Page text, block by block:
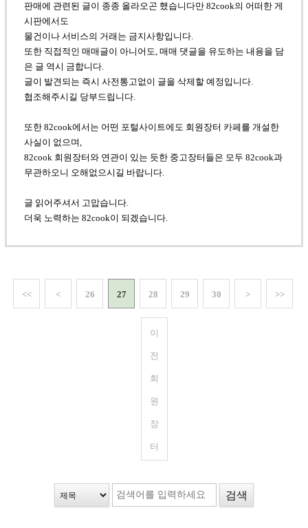
판매에 관련된 글이 종종 올라오곤 했습니다만 82cook의 어떠한 게
시판에서도
물건이나 서비스의 거래는 금지사항입니다.
또한 직접적인 매매글이 아니어도, 매매 댓글을 유도하는 내용을 담
은 글 역시 금합니다.
글이 발견되는 즉시 사전통고없이 글을 삭제할 예정입니다.
협조해주시길 당부드립니다.
또한 82cook에서는 어떤 포털사이트에도 회원장터 카페를 개설한
사실이 없으며,
82cook 회원장터와 연관이 있는 듯한 중고장터들은 모두 82cook과
무관하오니 오해없으시길 바랍니다.
글 읽어주셔서 고맙습니다.
더욱 노력하는 82cook이 되겠습니다.
<< < 26 27 28 29 30 > >>
이
전
회
원
장
터